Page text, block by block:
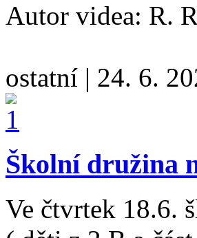
Autor videa: R.
ostatní | 24. 6.
Školní družina
Ve čtvrtek 18.6.